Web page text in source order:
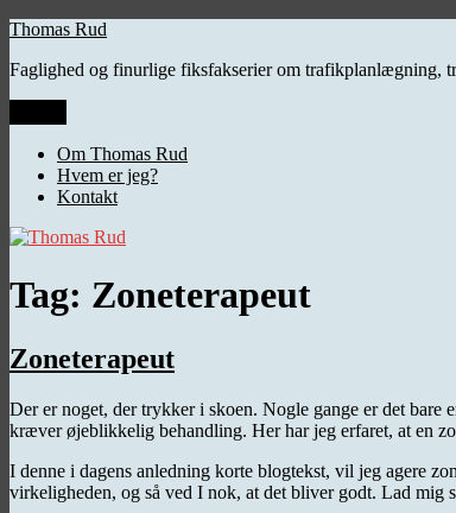
Videre
indhold
Thomas Rud
Faglighed og finurlige fiksfakserier om trafikplanlægning,
Om Thomas Rud
Hvem er jeg?
Kontakt
Tag: Zoneterapeut
Zoneterapeut
Der er noget, der trykker i skoen. Nogle gange er det bare
kræver øjeblikkelig behandling. Her har jeg erfaret, at en
I denne i dagens anledning korte blogtekst, vil jeg agere
virkeligheden, og så ved I nok, at det bliver godt. Lad mig